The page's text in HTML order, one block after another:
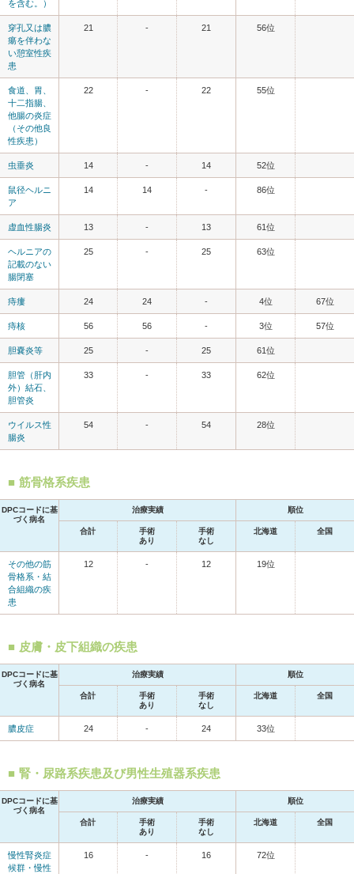
を含む。）
穿孔又は膿
瘍を伴わな
い憩室性疾
患
21 - 21 56位
食道、胃、
十二指腸、
他腸の炎症
（その他良
性疾患）
22 - 22 55位
虫垂炎 14 - 14 52位
鼠径ヘルニ
ア
14 14 - 86位
虚血性腸炎 13 - 13 61位
ヘルニアの
記載のない
腸閉塞
25 - 25 63位
痔瘻 24 24 - 4位 67位
痔核 56 56 - 3位 57位
胆嚢炎等 25 - 25 61位
胆管（肝内
外）結石、
胆管炎
33 - 33 62位
ウイルス性
腸炎
54 - 54 28位
筋骨格系疾患
DPCコードに基
づく病名
治療実績 順位
合計
手術
あり
手術
なし
北海道 全国
その他の筋
骨格系・結
合組織の疾
患
12 - 12 19位
皮膚・皮下組織の疾患
DPCコードに基
づく病名
治療実績 順位
合計
手術
あり
手術
なし
北海道 全国
膿皮症 24 - 24 33位
腎・尿路系疾患及び男性生殖器系疾患
DPCコードに基
づく病名
治療実績 順位
合計
手術
あり
手術
なし
北海道 全国
慢性腎炎症
候群・慢性
16 - 16 72位